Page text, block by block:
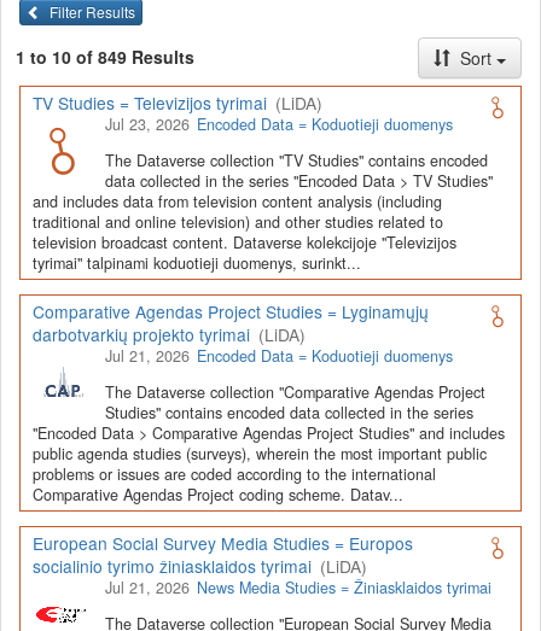
infrastruktūra, suteikianti prieigą prie daugiau nei 600 duomenų ir
tyrimų išteklių. Visi duomenų ir tyrimų ištekliai yra dokumentuoti
lietuvių ir anglų kalbomis pagal tarptautinius standartus. LiDA
įsikūręsKauno technologijos universiteto Duomenų analizės
ir archyvavimo (DAtA) centre( data.ktu.edu
Prieigai prie išteklių naudojama ši
visi ištekliai prieinami, nes 2020-2029 m. vykdomas perkėlimo iš
senosios infrastruktūros projektas). LiDA kuruoja įvairių tipų
išteklius ir jie publikuojami atskiruose kataloguose pagal tipą:
Apklausų duomenys ,Interviu duomenys,Agreguotieji duomenys
(įskaitant Istorinę statistiką),Tekstiniai duomenys
duomenys(įskaitant Žiniasklaidos tyrimus). Taip pat LiDA
talpinami didelių nacionalinių projektų duomenys (Didelių projektų
duomenys) ir Lietuvos aukštojo mokslo ir studijų bei Lietuvos
valstybės institucijų deponuoti socialinių ir humanitarinių mokslų
duomenų rinkiniai (Kitų institucijų duomenys). Norintiemsišmokti
šia talpykla, surasti ir parsisiųsti duomenis, siūlome
susipažinti suLiDA Dataverse talpyklos naudotojo vadovu.
Depozitoriai, kurie norėtų deponuoti savo duomenis į LiDA
Dataverse talpyklą, turėtų susipažinti su informacija
puslapyje.
Filter Results
1 to 10 of 849 Results
Sort
TV Studies = Televizijos tyrimai (LiDA)
Jul 23, 2026 Encoded Data = Koduotieji duomenys
The Dataverse collection "TV Studies" contains encoded
data collected in the series "Encoded Data > TV Studies"
and includes data from television content analysis (including
traditional and online television) and other studies related to
television broadcast content. Dataverse kolekcijoje "Televizijos
tyrimai" talpinami koduotieji duomenys, surinkt...
Comparative Agendas Project Studies = Lyginamųjų
darbotvarkių projekto tyrimai (LiDA)
Jul 21, 2026 Encoded Data = Koduotieji duomenys
The Dataverse collection "Comparative Agendas Project
Studies" contains encoded data collected in the series
"Encoded Data > Comparative Agendas Project Studies" and includes
public agenda studies (surveys), wherein the most important public
problems or issues are coded according to the international
Comparative Agendas Project coding scheme. Datav...
European Social Survey Media Studies = Europos
socialinio tyrimo žiniasklaidos tyrimai (LiDA)
Jul 21, 2026 News Media Studies = Žiniasklaidos tyrimai
The Dataverse collection "European Social Survey Media